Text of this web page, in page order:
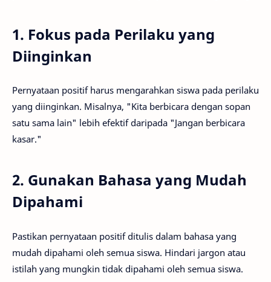
1. Fokus pada Perilaku yang
Diinginkan
Pernyataan positif harus mengarahkan siswa pada perilaku
yang diinginkan. Misalnya, "Kita berbicara dengan sopan
satu sama lain" lebih efektif daripada "Jangan berbicara
kasar."
2. Gunakan Bahasa yang Mudah
Dipahami
Pastikan pernyataan positif ditulis dalam bahasa yang
mudah dipahami oleh semua siswa. Hindari jargon atau
istilah yang mungkin tidak dipahami oleh semua siswa.